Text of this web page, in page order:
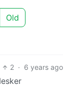
Old
2 · 6 years ago